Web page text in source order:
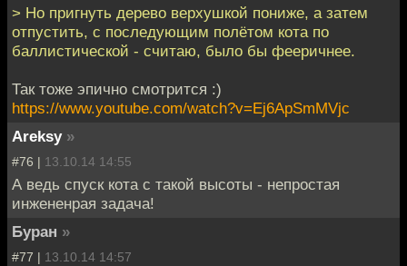
> Но пригнуть дерево верхушкой пониже, а затем
отпустить, с последующим полётом кота по
баллистической - считаю, было бы фееричнее.
Так тоже эпично смотрится :)
https://www.youtube.com/watch?v=Ej6ApSmMVjc
Areksy »
#76 | 13.10.14 14:55
А ведь спуск кота с такой высоты - непростая
инжененрая задача!
Буран »
#77 | 13.10.14 14:57